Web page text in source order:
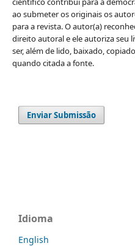
ao submeter os originais os
para a revista. O autor(a)
direito autoral e ele autoriza seu
ser, além de lido, baixado,
quando citada a fonte.
Enviar Submissão
Idioma
English